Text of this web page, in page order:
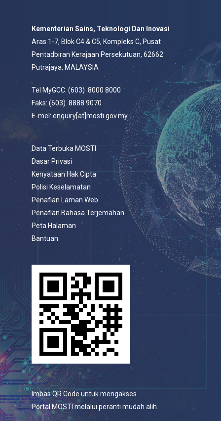
Kementerian Sains, Teknologi Dan Inovasi
Aras 1-7, Blok C4 & C5, Kompleks C, Pusat
Pentadbiran Kerajaan Persekutuan, 62662
Putrajaya, MALAYSIA
Tel MyGCC: (603) 8000 8000
Faks: (603) 8888 9070
E-mel: enquiry[at]mosti.gov.my
Data Terbuka MOSTI
Dasar Privasi
Kenyataan Hak Cipta
Polisi Keselamatan
Penafian Laman Web
Penafian Bahasa Terjemahan
Peta Halaman
Bantuan
Imbas QR Code untuk mengakses
Portal MOSTI melalui peranti mudah alih.